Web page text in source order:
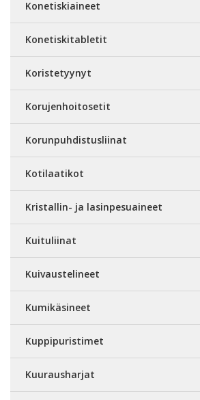
Konetiskiaineet
Konetiskitabletit
Koristetyynyt
Korujenhoitosetit
Korunpuhdistusliinat
Kotilaatikot
Kristallin- ja lasinpesuaineet
Kuituliinat
Kuivaustelineet
Kumikäsineet
Kuppipuristimet
Kuurausharjat